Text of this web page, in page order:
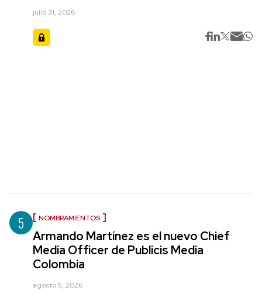
julio 31, 2026
5 NOMBRAMIENTOS
Armando Martínez es el nuevo Chief
Media Officer de Publicis Media
Colombia
agosto 5, 2026